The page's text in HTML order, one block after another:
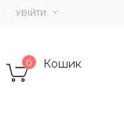
УВІЙТИ
Кошик
0